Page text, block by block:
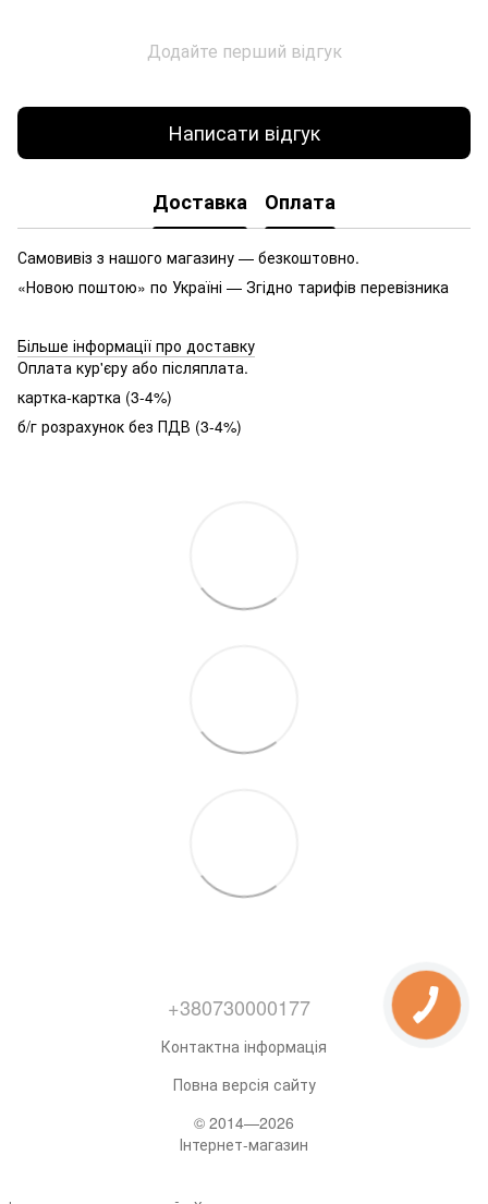
Додайте перший відгук
Написати відгук
Доставка Оплата
Самовивіз з нашого магазину — безкоштовно.
«Новою поштою» по Україні — Згідно тарифів перевізника
Більше інформації про доставку
Оплата кур'єру або післяплата.
картка-картка (3-4%)
б/г розрахунок без ПДВ (3-4%)
+380730000177
Контактна інформація
Повна версія сайту
© 2014—2026
Інтернет-магазин